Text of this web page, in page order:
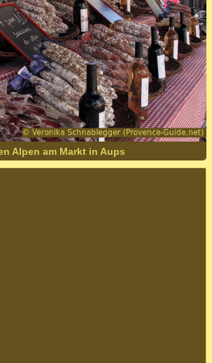
Alpen am Markt in Aups